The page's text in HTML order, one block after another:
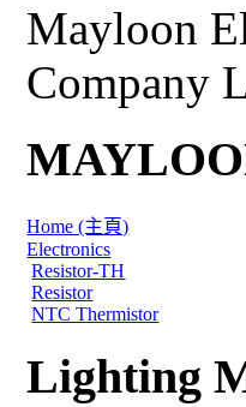
Mayloon
Company
Home (主頁)
Electronics
Resistor-TH
Resistor
NTC Thermistor
Lighting